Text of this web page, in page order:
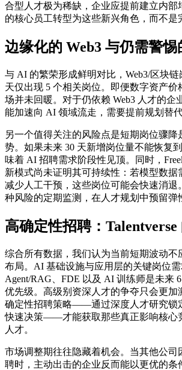
合型人才极为稀缺，企业应提前建立内部
的核心员工转型为这些新兴角色，而不是
边缘化的 Web3 与仍需警惕
与 AI 的繁荣形成鲜明对比，Web3/区块
天仅出现 5 个相关岗位。即便数字资产价
场并未回暖。对于仍依赖 Web3 人才的企
能加速向 AI 领域流走，需要提前规划替代
另一个值得关注的风险点是短期岗位骤降
势。如果未来 30 天新增岗位量不能恢复
味着 AI 招聘需求阶段性见顶。同时，
新模式尚未证明其可持续性：若模型数据
减少人工干预，这些岗位可能会快速消退
种风险的定期监测，在人才规划中预留弹
高确定性招聘：Talentverse
综合所有数据，我们认为当前短期波动不
布局。AI 基础设施与应用层的关键岗位需
Agent/RAG、FDE 以及 AI 训练师是未来
优先级。高级别资深人才的争夺只会更加
确定性招聘策略——通过深度人才研究锁
快速决策——才能获取那些真正影响核心
人才。
市场调整期往往隐藏着机会。当其他公司
聘时，主动出击的企业反而能以更优的条